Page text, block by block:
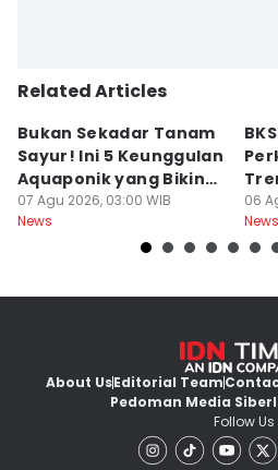
Related Articles
Bukan Sekadar Tanam
Sayur! Ini 5 Keunggulan
Aquaponik yang Bikin
Takjub
07 Agu 2026, 03:00 WIB
News
06
News
About UsEditorial Team
Pedoman Media Siber
Follow Us